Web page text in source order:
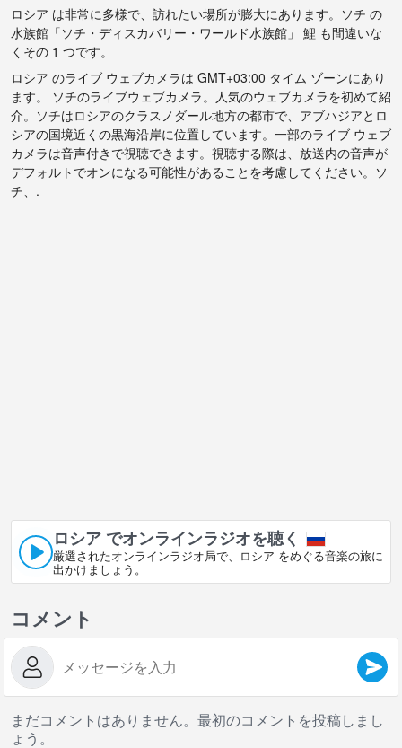
ロシア は非常に多様で、訪れたい場所が膨大にあります。ソチ の
水族館「ソチ・ディスカバリー・ワールド水族館」 鯉 も間違いな
くその 1 つです。
ロシア のライブ ウェブカメラは GMT+03:00 タイム ゾーンにあり
ます。 ソチのライブウェブカメラ。人気のウェブカメラを初めて紹
介。ソチはロシアのクラスノダール地方の都市で、アブハジアとロ
シアの国境近くの黒海沿岸に位置しています。一部のライブ ウェブ
カメラは音声付きで視聴できます。視聴する際は、放送内の音声が
デフォルトでオンになる可能性があることを考慮してください。ソ
チ、.
ロシア でオンラインラジオを聴く
厳選されたオンラインラジオ局で、ロシア をめぐる音楽の旅に
出かけましょう。
コメント
まだコメントはありません。最初のコメントを投稿しまし
ょう。